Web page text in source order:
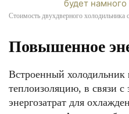
Стоимость двухдверного
Повышенное
Встроенный
теплоизоляцию, в связи с
энергозатрат для